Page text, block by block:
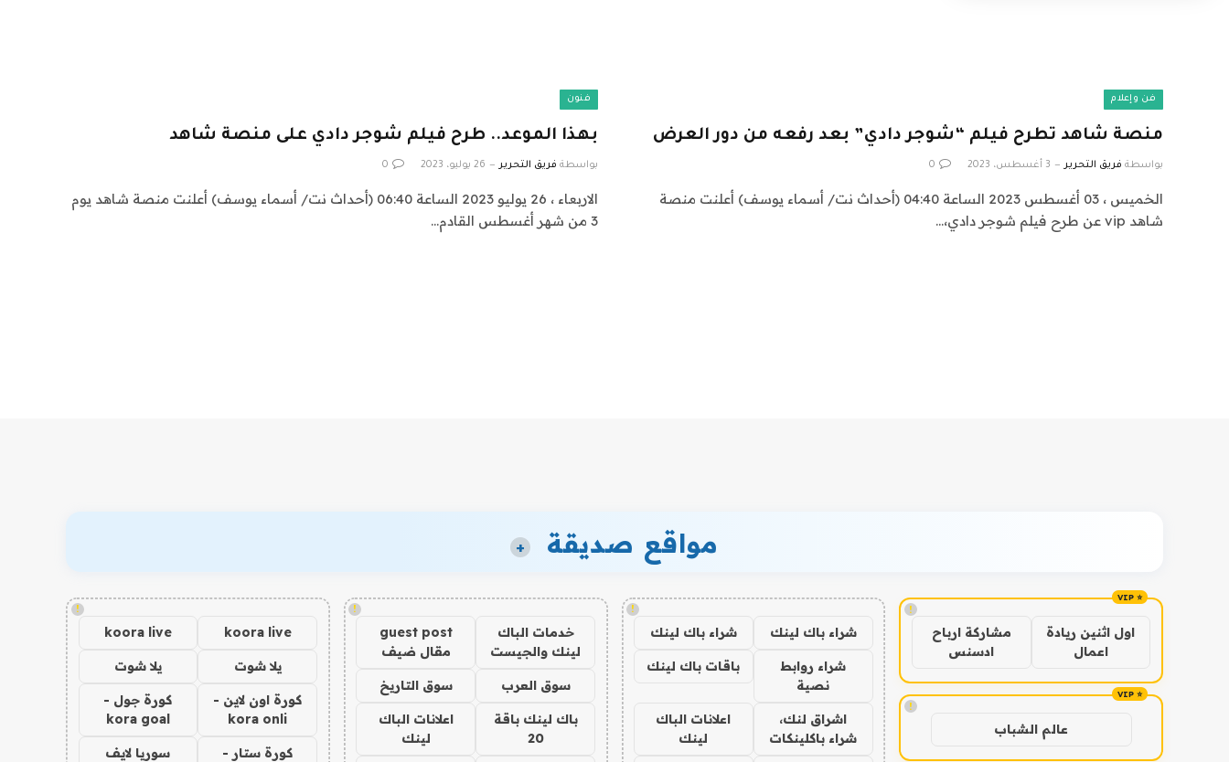
فن وإعلام
منصة شاهد تطرح فيلم “شوجر دادي” بعد رفعه من دور العرض
بواسطة فريق التحرير 3 أغسطس، 2023 0
الخميس ، 03 أغسطس 2023 الساعة 04:40 (أحداث نت/ أسماء يوسف) أعلنت منصة
شاهد vip عن طرح فيلم شوجر دادي،…
فنون
بهذا الموعد.. طرح فيلم شوجر دادي على منصة شاهد
بواسطة فريق التحرير 26 يوليو، 2023 0
الاربعاء ، 26 يوليو 2023 الساعة 06:40 (أحداث نت/ أسماء يوسف) أعلنت منصة شاهد يوم
3 من شهر أغسطس القادم…
مواقع صديقة +
!
اول اثنين ريادة
اعمال
مشاركة ارباح
ادسنس
!
عالم الشباب
!
شراء باك لينك شراء باك لينك
شراء روابط
نصية
باقات باك لينك
اشراق لنك،
شراء باكلينكات
اعلانات الباك
لينك
!
خدمات الباك
لينك والجيست
guest post
مقال ضيف
سوق العرب سوق التاريخ
باك لينك باقة
20
اعلانات الباك
لينك
!
koora live
koora live
يلا شوت يلا شوت
كورة اون لاين -
kora onli
كورة جول -
kora goal
كورة ستار -
سوريا لايف